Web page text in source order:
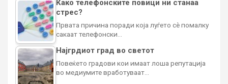
Како телефонските повици ни станаа
стрес?
Првата причина поради која луѓето сè помалку
сакаат телефонски…
Најгрдиот град во светот
Повеќето градови кои имаат лоша репутација
во медиумите вработуваат…